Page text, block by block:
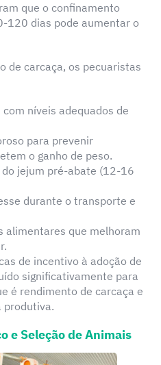
que o confinamento
120 dias pode aumentar o
de carcaça, os pecuaristas
níveis adequados de
para prevenir
o ganho de peso.
jejum pré-abate (12-16
durante o transporte e
alimentares que melhoram
de incentivo à adoção de
significativamente para
é rendimento de carcaça e
produtiva.
e Seleção de Animais